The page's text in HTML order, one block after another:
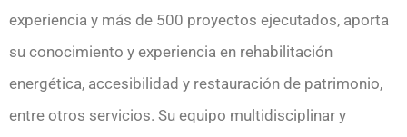
experiencia y más de 500 proyectos ejecutados, aporta
su conocimiento y experiencia en rehabilitación
energética, accesibilidad y restauración de patrimonio,
entre otros servicios. Su equipo multidisciplinar y